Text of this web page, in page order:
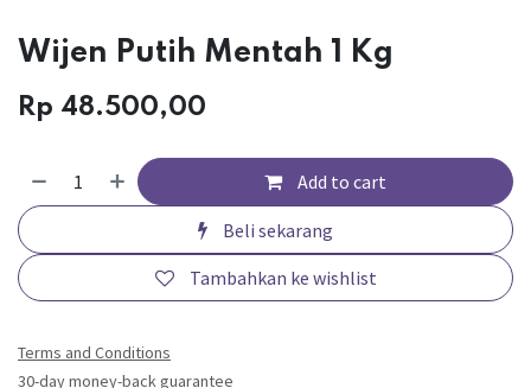
Wijen Putih Mentah 1 Kg
Rp 48.500,00
Add to cart
Beli sekarang
Tambahkan ke wishlist
Terms and Conditions
30-day money-back guarantee